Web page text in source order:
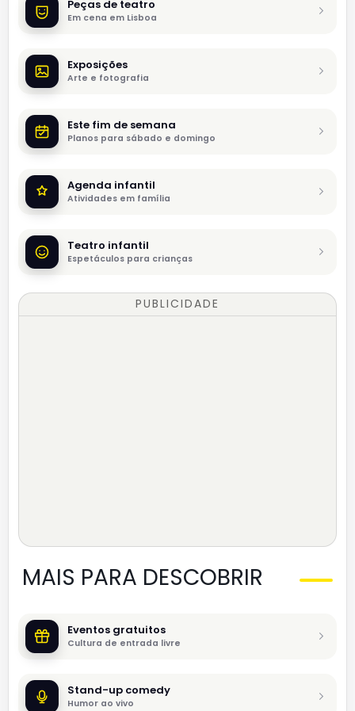
Peças de teatro
Em cena em Lisboa
Exposições
Arte e fotografia
Este fim de semana
Planos para sábado e domingo
Agenda infantil
Atividades em família
Teatro infantil
Espetáculos para crianças
PUBLICIDADE
MAIS PARA DESCOBRIR
Eventos gratuitos
Cultura de entrada livre
Stand-up comedy
Humor ao vivo